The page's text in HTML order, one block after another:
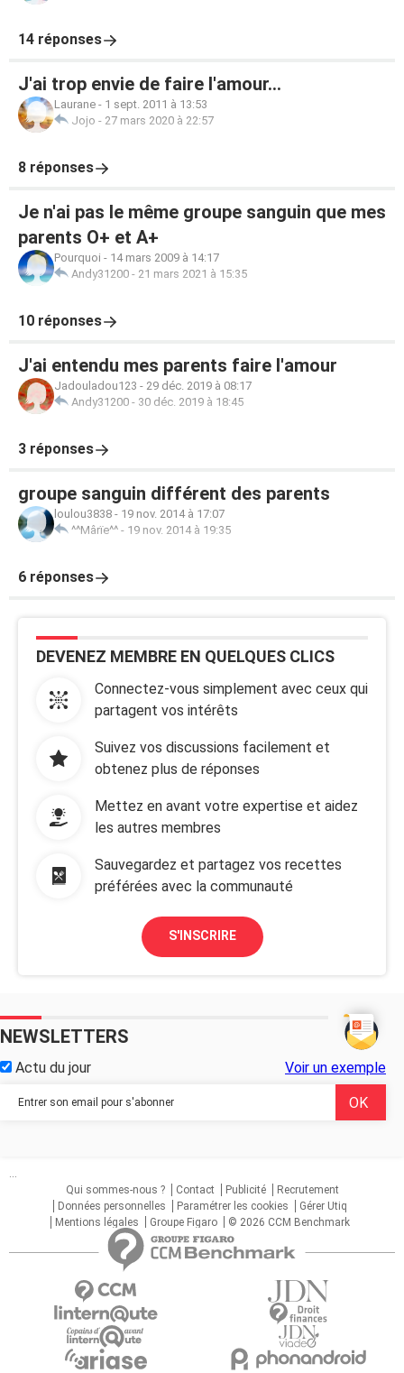
14 réponses
J'ai trop envie de faire l'amour...
Laurane - 1 sept. 2011 à 13:53
Jojo - 27 mars 2020 à 22:57
8 réponses
Je n'ai pas le même groupe sanguin que mes
parents O+ et A+
Pourquoi - 14 mars 2009 à 14:17
Andy31200 - 21 mars 2021 à 15:35
10 réponses
J'ai entendu mes parents faire l'amour
Jadouladou123 - 29 déc. 2019 à 08:17
Andy31200 - 30 déc. 2019 à 18:45
3 réponses
groupe sanguin différent des parents
loulou3838 - 19 nov. 2014 à 17:07
^^Mârïe^^ - 19 nov. 2014 à 19:35
6 réponses
DEVENEZ MEMBRE EN QUELQUES CLICS
Connectez-vous simplement avec ceux qui
partagent vos intérêts
Suivez vos discussions facilement et
obtenez plus de réponses
Mettez en avant votre expertise et aidez
les autres membres
Sauvegardez et partagez vos recettes
préférées avec la communauté
S'INSCRIRE
NEWSLETTERS
Actu du jour Voir un exemple
...
Qui sommes-nous ?
Contact Publicité
Recrutement
Données personnelles
Paramétrer les cookies
Gérer Utiq
Mentions légales
Groupe Figaro © 2026 CCM Benchmark